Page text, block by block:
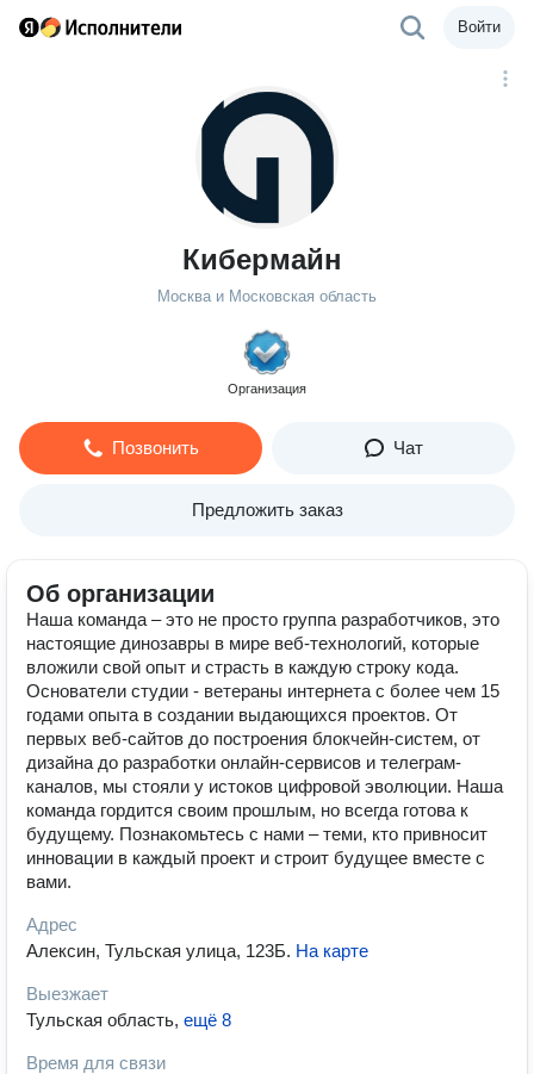
Войти
Кибермайн
Москва и Московская область
Организация
Позвонить Чат
Предложить заказ
Об организации
Наша команда – это не просто группа разработчиков, это
настоящие динозавры в мире веб-технологий, которые
вложили свой опыт и страсть в каждую строку кода.
Основатели студии - ветераны интернета с более чем 15
годами опыта в создании выдающихся проектов. От
первых веб-сайтов до построения блокчейн-систем, от
дизайна до разработки онлайн-сервисов и телеграм-
каналов, мы стояли у истоков цифровой эволюции. Наша
команда гордится своим прошлым, но всегда готова к
будущему. Познакомьтесь с нами – теми, кто привносит
инновации в каждый проект и строит будущее вместе с
вами.
Адрес
Алексин, Тульская улица, 123Б. На карте
Выезжает
Тульская область, ещё 8
Время для связи